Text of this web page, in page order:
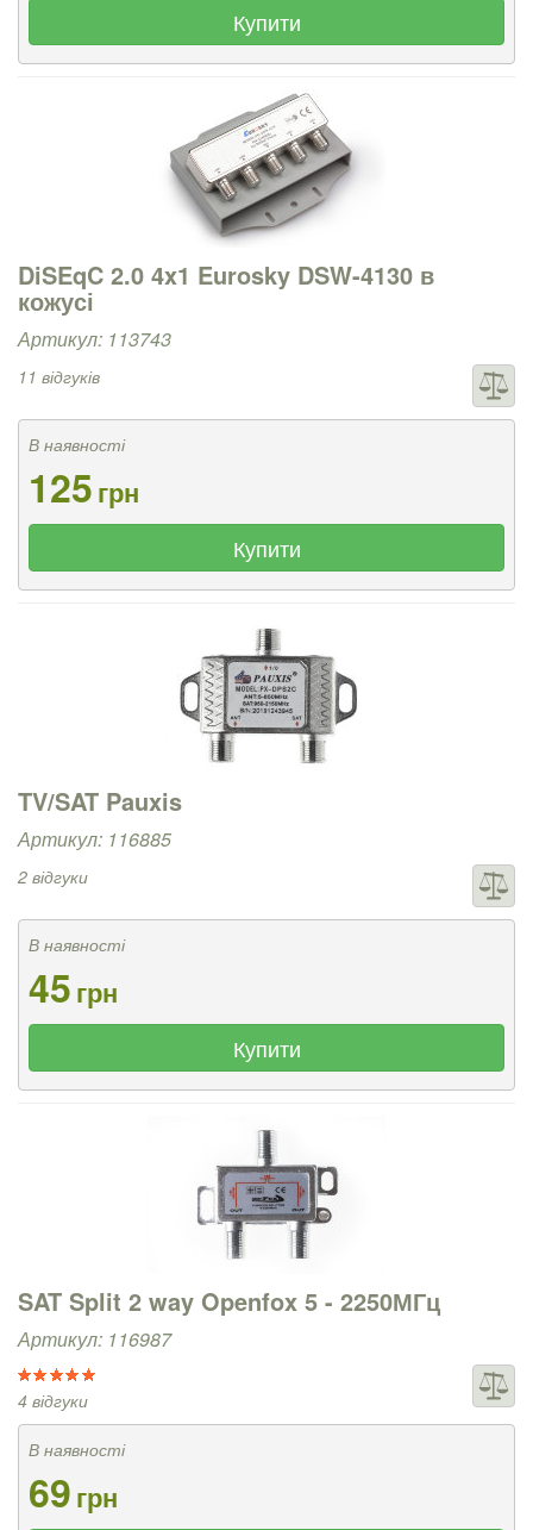
Купити
DiSEqC 2.0 4x1 Eurosky DSW-4130 в
кожусі
Артикул: 113743
11 відгуків
В наявності
125грн
Купити
TV/SAT Pauxis
Артикул: 116885
2 відгуки
В наявності
45грн
Купити
SAT Split 2 way Openfox 5 - 2250МГц
Артикул: 116987
4 відгуки
В наявності
69грн